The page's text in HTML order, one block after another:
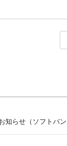
知らせ（ソフトバ